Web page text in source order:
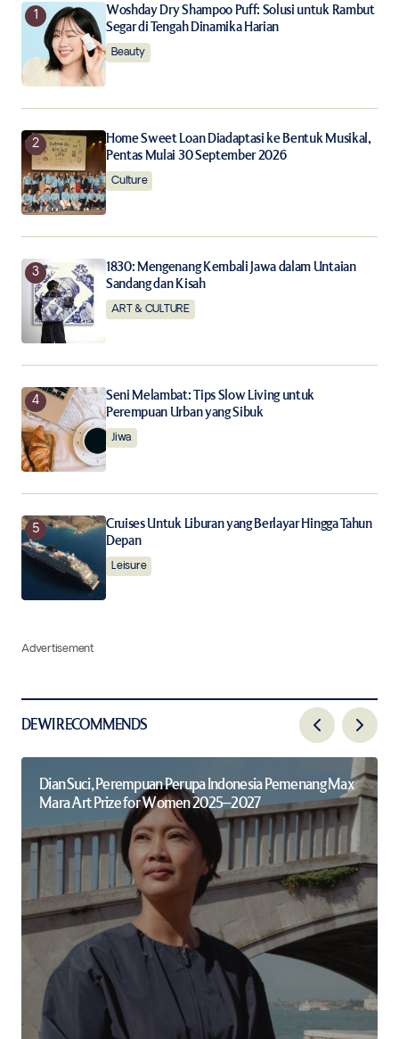
Save my name, email, and website in this browser for
the next time I comment.
Notify me of follow-up comments by email.
Notify me of new posts by email.
Submit Comment
Woshday Dry Shampoo Puff: Solusi untuk Rambut
Segar di Tengah Dinamika Harian
Beauty
Home Sweet Loan Diadaptasi ke Bentuk Musikal,
Pentas Mulai 30 September 2026
Culture
1830: Mengenang Kembali Jawa dalam Untaian
Sandang dan Kisah
ART & CULTURE
Seni Melambat: Tips Slow Living untuk
Perempuan Urban yang Sibuk
Jiwa
Cruises Untuk Liburan yang Berlayar Hingga Tahun
Depan
Leisure
Advertisement
DEWI RECOMMENDS
Dian Suci, Perempuan Perupa Indonesia Pemenang Max
Mara Art Prize for Women 2025–2027